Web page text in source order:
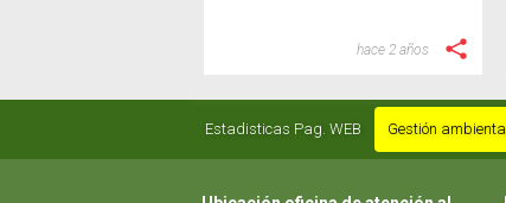
hace 2 años
Estadisticas Pag. WEB Gestión ambiental